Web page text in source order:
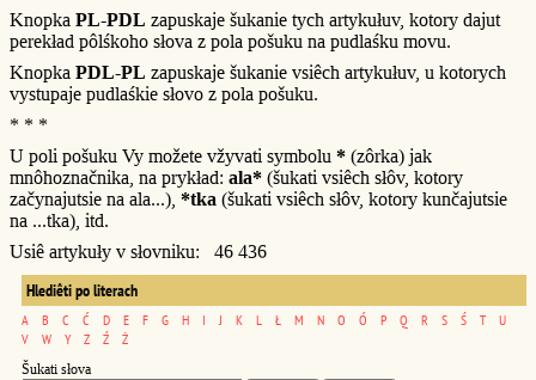
Knopka PL-PDL zapuskaje šukanie tych artykułuv, kotory dajut
perekład pôlśkoho słova z pola pošuku na pudlaśku movu.
Knopka PDL-PL zapuskaje šukanie vsiêch artykułuv, u kotorych
vystupaje pudlaśkie słovo z pola pošuku.
* * *
U poli pošuku Vy možete vžyvati symbolu * (zôrka) jak
mnôhoznačnika, na prykład: ala* (šukati vsiêch słôv, kotory
začynajutsie na ala...), *tka (šukati vsiêch słôv, kotory kunčajutsie
na ...tka), itd.
Usiê artykuły v słovniku: 46 436
Hlediêti po literach
A B C Ć D E F G H I J K L Ł M N O Ó P Q R S Ś T
U
V
W Y Z Ź Ż
Šukati słova